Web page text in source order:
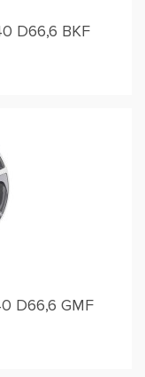
D66,6 BKF
D66,6 GMF